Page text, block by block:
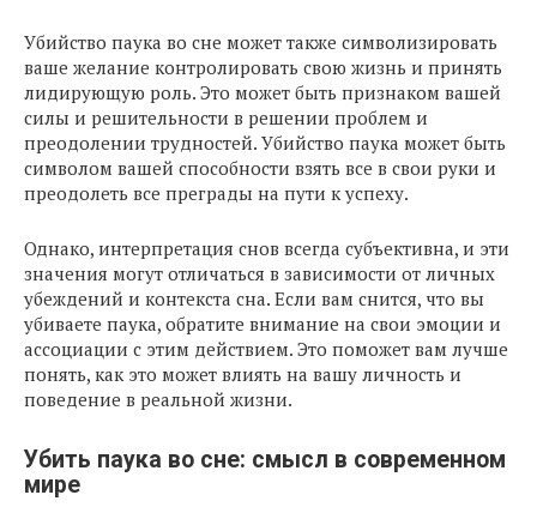
Убийство паука во сне может также символизировать
ваше желание контролировать свою жизнь и принять
лидирующую роль. Это может быть признаком вашей
силы и решительности в решении проблем и
преодолении трудностей. Убийство паука может быть
символом вашей способности взять все в свои руки и
преодолеть все преграды на пути к успеху.
Однако, интерпретация снов всегда субъективна, и эти
значения могут отличаться в зависимости от личных
убеждений и контекста сна. Если вам снится, что вы
убиваете паука, обратите внимание на свои эмоции и
ассоциации с этим действием. Это поможет вам лучше
понять, как это может влиять на вашу личность и
поведение в реальной жизни.
Убить паука во сне: смысл в современном
мире